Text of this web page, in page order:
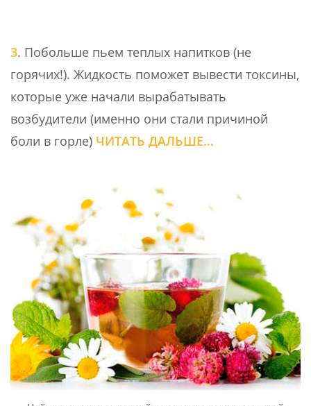
3. Побольше пьем теплых напитков (не
горячих!). Жидкость поможет вывести токсины,
которые уже начали вырабатывать
возбудители (именно они стали причиной
боли в горле) ЧИТАТЬ ДАЛЬШЕ…